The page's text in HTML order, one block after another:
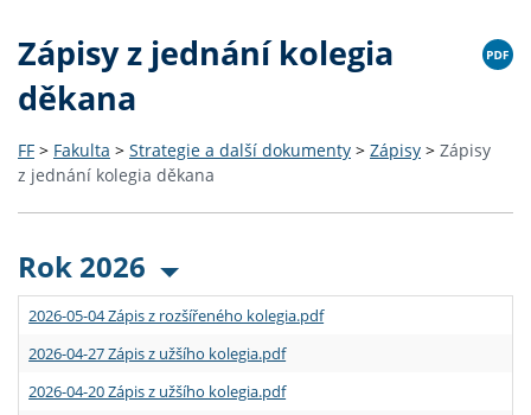
Zápisy z jednání kolegia
děkana
FF > Fakulta > Strategie a další dokumenty > Zápisy > Zápisy
z jednání kolegia děkana
Rok 2026
2026-05-04 Zápis z rozšířeného kolegia.pdf
2026-04-27 Zápis z užšího kolegia.pdf
2026-04-20 Zápis z užšího kolegia.pdf